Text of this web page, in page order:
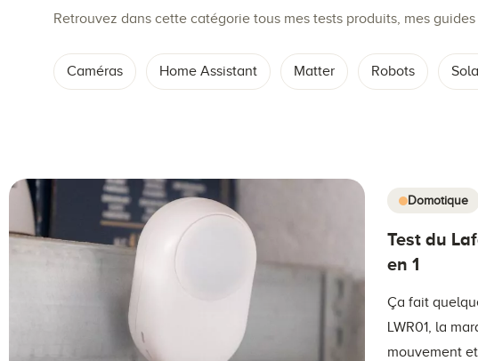
Retrouvez dans cette catégorie tous mes tests produits, mes
Caméras Home Assistant Matter Robots
Domotique
Test du
en 1
Ça fait
LWR01, la
mouvement